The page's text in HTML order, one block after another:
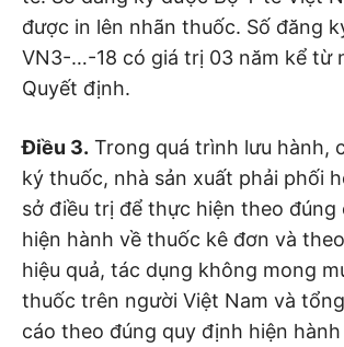
được in lên nhãn thuốc. Số đăng
VN3-…-18 có giá trị 03 năm kể từ
Quyết định.
Điều 3. Trong quá trình lưu hành,
ký thuốc, nhà sản xuất phải phối
sở điều trị để thực hiện theo đúng
hiện hành về thuốc kê đơn và
hiệu quả, tác dụng không mong
thuốc trên người Việt Nam và
cáo theo đúng quy định hiện